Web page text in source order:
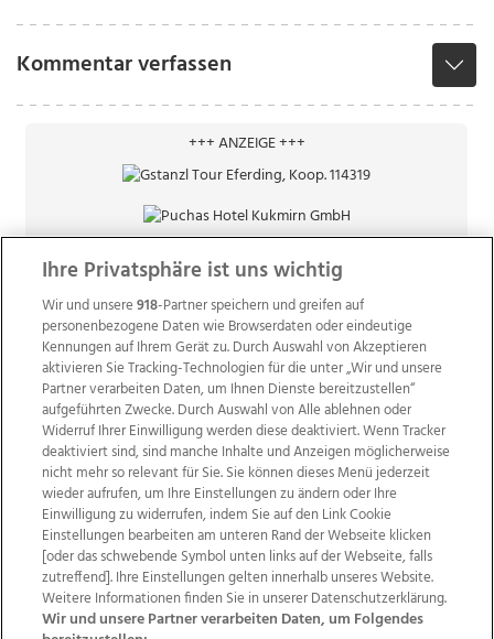
Kommentar verfassen
+++ ANZEIGE +++
Wir über uns Mediadaten Kontakt
Jobs
Datenschutz
Impressum
AGB Anzeigekunden
AGB Website
Ehrenkodex Politische Werbung
Ihre Privatsphäre ist uns wichtig
Wir und unsere918-Partner speichern und greifen auf
personenbezogene Daten wie Browserdaten oder eindeutige
Kennungen auf Ihrem Gerät zu. Durch Auswahl von Akzeptieren
aktivieren Sie Tracking-Technologien für die unter „Wir und unsere
Partner verarbeiten Daten, um Ihnen Dienste bereitzustellen“
aufgeführten Zwecke. Durch Auswahl von Alle ablehnen oder
Widerruf Ihrer Einwilligung werden diese deaktiviert. Wenn Tracker
deaktiviert sind, sind manche Inhalte und Anzeigen möglicherweise
nicht mehr so relevant für Sie. Sie können dieses Menü jederzeit
wieder aufrufen, um Ihre Einstellungen zu ändern oder Ihre
Einwilligung zu widerrufen, indem Sie auf den Link Cookie
Einstellungen bearbeiten am unteren Rand der Webseite klicken
[oder das schwebende Symbol unten links auf der Webseite, falls
zutreffend]. Ihre Einstellungen gelten innerhalb unseres Website.
Weitere Informationen finden Sie in unserer Datenschutzerklärung.
Wir und unsere Partner verarbeiten Daten, um Folgendes